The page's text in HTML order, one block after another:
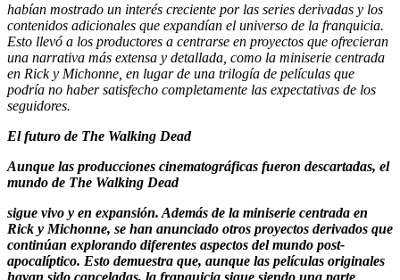
habían mostrado un interés creciente por las series derivadas y los
contenidos adicionales que expandían el universo de la franquicia.
Esto llevó a los productores a centrarse en proyectos que ofrecieran
una narrativa más extensa y detallada, como la miniserie centrada
en Rick y Michonne, en lugar de una trilogía de películas que
podría no haber satisfecho completamente las expectativas de los
seguidores.​
El futuro de The Walking Dead
Aunque las producciones cinematográficas fueron descartadas, el
mundo de The Walking Dead
sigue vivo y en expansión. Además de la miniserie centrada en
Rick y Michonne, se han anunciado otros proyectos derivados que
continúan explorando diferentes aspectos del mundo post-
apocalíptico. Esto demuestra que, aunque las películas originales
hayan sido canceladas, la franquicia sigue siendo una parte